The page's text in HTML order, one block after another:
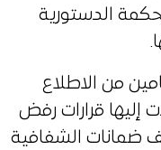
الدستورية
من الاطلاع
إليها قرارات رفض
ضمانات الشفافية